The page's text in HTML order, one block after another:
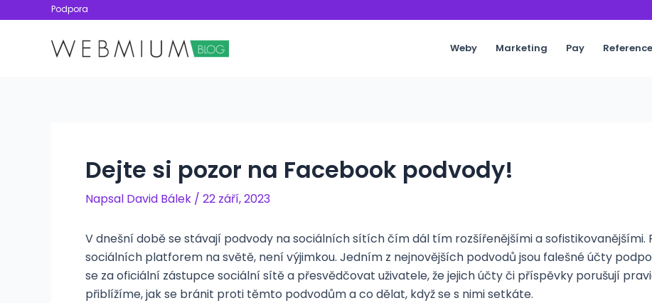
Podpora
Weby Marketing Pay Reference
Dejte si pozor na Facebook podvody!
Napsal David Bálek / 22 září, 2023
V dnešní době se stávají podvody na sociálních sítích čím dál tím rozšířenějšími a sofistikovanějšími.
sociálních platforem na světě, není výjimkou. Jedním z nejnovějších podvodů jsou falešné účty
se za oficiální zástupce sociální sítě a přesvědčovat uživatele, že jejich účty či příspěvky porušují
přiblížíme, jak se bránit proti těmto podvodům a co dělat, když se s nimi setkáte.